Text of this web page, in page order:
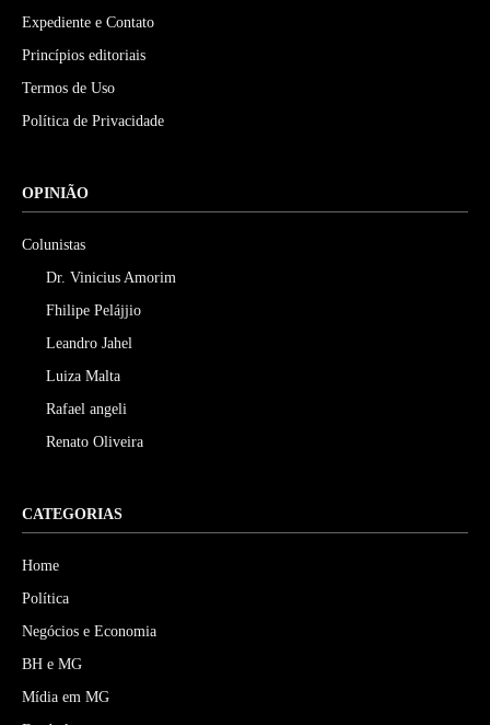
Expediente e Contato
Princípios editoriais
Termos de Uso
Política de Privacidade
OPINIÃO
Colunistas
Dr. Vinicius Amorim
Fhilipe Pelájjio
Leandro Jahel
Luiza Malta
Rafael angeli
Renato Oliveira
CATEGORIAS
Home
Política
Negócios e Economia
BH e MG
Mídia em MG